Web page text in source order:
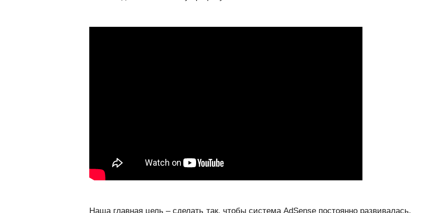
Наша главная цель – сделать так, чтобы система AdSense постоянно развивалась.